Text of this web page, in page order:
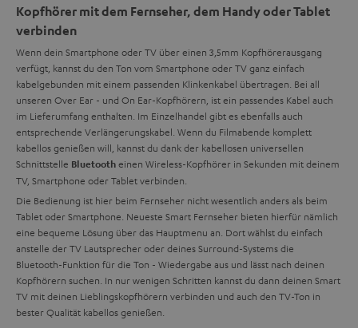
Kopfhörer mit dem Fernseher, dem Handy oder Tablet
verbinden
Wenn dein Smartphone oder TV über einen 3,5mm Kopfhörerausgang
verfügt, kannst du den Ton vom Smartphone oder TV ganz einfach
kabelgebunden mit einem passenden Klinkenkabel übertragen. Bei all
unseren Over Ear - und On Ear-Kopfhörern, ist ein passendes Kabel auch
im Lieferumfang enthalten. Im Einzelhandel gibt es ebenfalls auch
entsprechende Verlängerungskabel. Wenn du Filmabende komplett
kabellos genießen will, kannst du dank der kabellosen universellen
Schnittstelle Bluetooth einen Wireless-Kopfhörer in Sekunden mit deinem
TV, Smartphone oder Tablet verbinden.
Die Bedienung ist hier beim Fernseher nicht wesentlich anders als beim
Tablet oder Smartphone. Neueste Smart Fernseher bieten hierfür nämlich
eine bequeme Lösung über das Hauptmenu an. Dort wählst du einfach
anstelle der TV Lautsprecher oder deines Surround-Systems die
Bluetooth-Funktion für die Ton - Wiedergabe aus und lässt nach deinen
Kopfhörern suchen. In nur wenigen Schritten kannst du dann deinen Smart
TV mit deinen Lieblingskopfhörern verbinden und auch den TV-Ton in
bester Qualität kabellos genießen.